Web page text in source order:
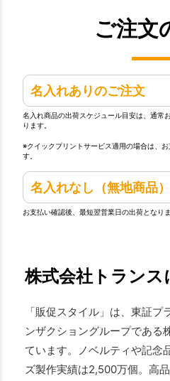
ご注文
名入れありのご注文
名入れ商品の出荷スケジュール目安は、通常
ります。
※クイックプリントサービス適用の場合は、
す。
名入れなし（無地商品
お支払い確認後、最短翌営業日の出荷となりま
株式会社トランス
「販促スタイル」は、東証
ンザクショングループである
ています。ノベルティや記念
ズ製作実績は2,500万個。高